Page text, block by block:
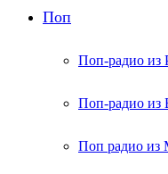
Поп
Поп-радио из
Поп-радио из
Поп радио из